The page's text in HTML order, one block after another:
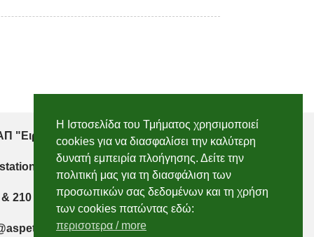
"Ειρήνη", 151 22, Αμαρούσιο Αττικής
151 22, Marousi, Attiki
210 2896750
Η Ιστοσελίδα του Τμήματος χρησιμοποιεί
cookies για να διασφαλίσει την καλύτερη
δυνατή εμπειρία πλοήγησης. Δείτε την
πολιτική μας για τη διασφάλιση των
προσωπικών σας δεδομένων και τη χρήση
των cookies πατώντας εδώ:
περισοτερα / more